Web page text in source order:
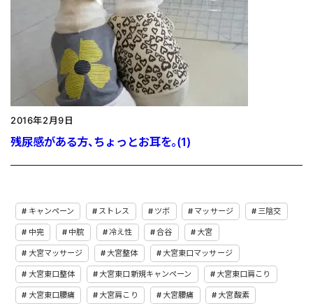
2016年2月9日
残尿感がある方、ちょっとお耳を。(1)
キャンペーン ストレス ツボ マッサージ 三陰交
中完 中脘 冷え性 合谷 大宮
大宮マッサージ 大宮整体 大宮東口マッサージ
大宮東口整体 大宮東口新規キャンペーン 大宮東口肩こり
大宮東口腰痛 大宮肩こり 大宮腰痛 大宮酸素